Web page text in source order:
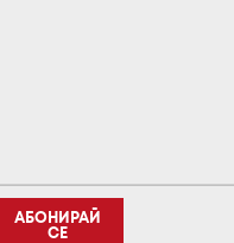
АБОНИРАЙ
СЕ